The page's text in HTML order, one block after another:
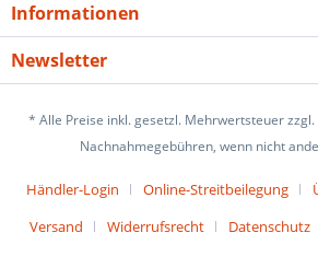
Informationen
Newsletter
* Alle Preise inkl. gesetzl. Mehrwertsteuer zzgl.
Nachnahmegebühren, wenn nicht
Händler-Login Online-Streitbeilegung
Versand
Widerrufsrecht Datenschutz